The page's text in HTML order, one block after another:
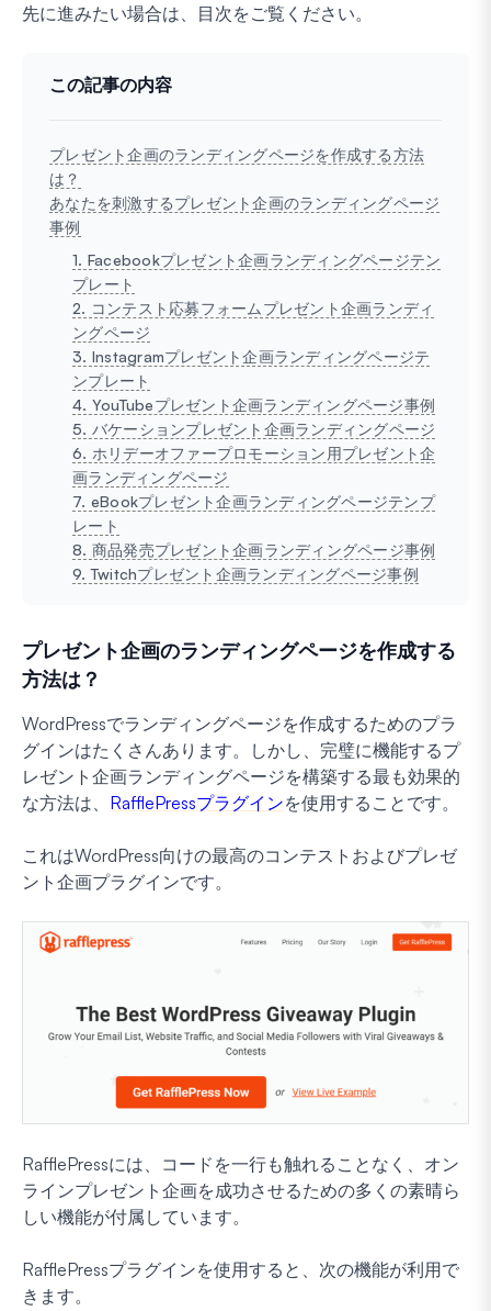
先に進みたい場合は、目次をご覧ください。
この記事の内容
プレゼント企画のランディングページを作成する方法
は？
あなたを刺激するプレゼント企画のランディングページ
事例
1. Facebookプレゼント企画ランディングページテン
プレート
2. コンテスト応募フォームプレゼント企画ランディ
ングページ
3. Instagramプレゼント企画ランディングページテ
ンプレート
4. YouTubeプレゼント企画ランディングページ事例
5. バケーションプレゼント企画ランディングページ
6. ホリデーオファープロモーション用プレゼント企
画ランディングページ
7. eBookプレゼント企画ランディングページテンプ
レート
8. 商品発売プレゼント企画ランディングページ事例
9. Twitchプレゼント企画ランディングページ事例
プレゼント企画のランディングページを作成する
方法は？
WordPressでランディングページを作成するためのプラ
グインはたくさんあります。しかし、完璧に機能するプ
レゼント企画ランディングページを構築する最も効果的
な方法は、 RafflePressプラグインを使用することです。
これはWordPress向けの最高のコンテストおよびプレゼ
ント企画プラグインです。
RafflePressには、コードを一行も触れることなく、オン
ラインプレゼント企画を成功させるための多くの素晴ら
しい機能が付属しています。
RafflePressプラグインを使用すると、次の機能が利用で
きます。